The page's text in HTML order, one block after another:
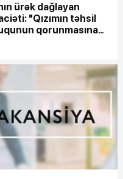
Tramp:
ürək dağlayan
"Qızımın təhsil
qorunmasına